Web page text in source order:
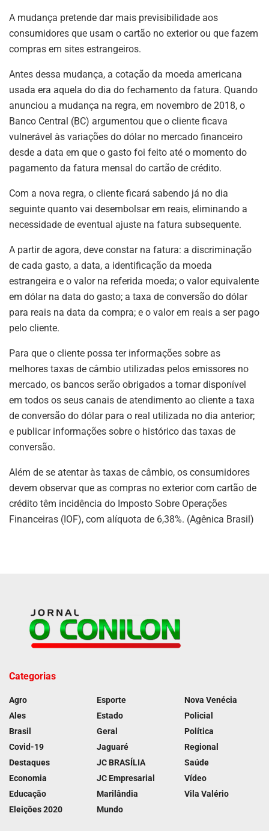
A mudança pretende dar mais previsibilidade aos
consumidores que usam o cartão no exterior ou que fazem
compras em sites estrangeiros.
Antes dessa mudança, a cotação da moeda americana
usada era aquela do dia do fechamento da fatura. Quando
anunciou a mudança na regra, em novembro de 2018, o
Banco Central (BC) argumentou que o cliente ficava
vulnerável às variações do dólar no mercado financeiro
desde a data em que o gasto foi feito até o momento do
pagamento da fatura mensal do cartão de crédito.
Com a nova regra, o cliente ficará sabendo já no dia
seguinte quanto vai desembolsar em reais, eliminando a
necessidade de eventual ajuste na fatura subsequente.
A partir de agora, deve constar na fatura: a discriminação
de cada gasto, a data, a identificação da moeda
estrangeira e o valor na referida moeda; o valor equivalente
em dólar na data do gasto; a taxa de conversão do dólar
para reais na data da compra; e o valor em reais a ser pago
pelo cliente.
Para que o cliente possa ter informações sobre as
melhores taxas de câmbio utilizadas pelos emissores no
mercado, os bancos serão obrigados a tornar disponível
em todos os seus canais de atendimento ao cliente a taxa
de conversão do dólar para o real utilizada no dia anterior;
e publicar informações sobre o histórico das taxas de
conversão.
Além de se atentar às taxas de câmbio, os consumidores
devem observar que as compras no exterior com cartão de
crédito têm incidência do Imposto Sobre Operações
Financeiras (IOF), com alíquota de 6,38%. (Agênica Brasil)
Categorias
Agro
Ales
Brasil
Covid-19
Destaques
Economia
Educação
Eleições 2020
Esporte
Estado
Geral
Jaguaré
JC BRASÍLIA
JC Empresarial
Marilândia
Mundo
Nova Venécia
Policial
Política
Regional
Saúde
Vídeo
Vila Valério